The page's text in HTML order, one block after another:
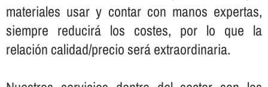
materiales usar y contar con manos expertas,
siempre reducirá los costes, por lo que la
relación calidad/precio será extraordinaria.